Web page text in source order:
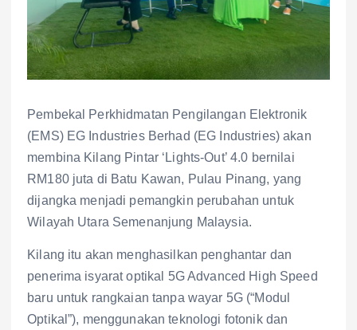
Pembekal Perkhidmatan Pengilangan Elektronik
(EMS) EG Industries Berhad (EG Industries) akan
membina Kilang Pintar ‘Lights-Out’ 4.0 bernilai
RM180 juta di Batu Kawan, Pulau Pinang, yang
dijangka menjadi pemangkin perubahan untuk
Wilayah Utara Semenanjung Malaysia.
Kilang itu akan menghasilkan penghantar dan
penerima isyarat optikal 5G Advanced High Speed
baru untuk rangkaian tanpa wayar 5G (“Modul
Optikal”), menggunakan teknologi fotonik dan